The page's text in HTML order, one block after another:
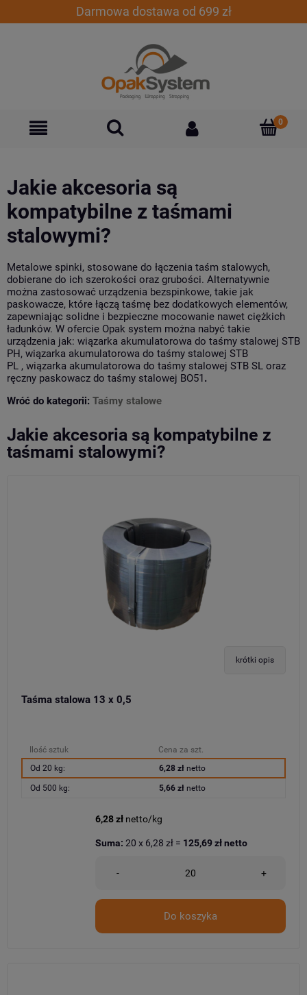
Darmowa dostawa od 699 zł
Jakie akcesoria są
kompatybilne z taśmami
stalowymi?
Metalowe spinki, stosowane do łączenia taśm stalowych,
dobierane do ich szerokości oraz grubości. Alternatywnie
można zastosować urządzenia bezspinkowe, takie jak
paskowacze, które łączą taśmę bez dodatkowych elementów,
zapewniając solidne i bezpieczne mocowanie nawet ciężkich
ładunków. W ofercie Opak system można nabyć takie
urządzenia jak: wiązarka akumulatorowa do taśmy stalowej STB
PH, wiązarka akumulatorowa do taśmy stalowej STB
PL , wiązarka akumulatorowa do taśmy stalowej STB SL oraz
ręczny paskowacz do taśmy stalowej BO51.
Wróć do kategorii: Taśmy stalowe
Jakie akcesoria są kompatybilne z
taśmami stalowymi?
krótki opis
Taśma stalowa 13 x 0,5
Ilość sztuk
Cena za szt.
Od 20 kg:
6,28 złnetto
Od 500 kg: 5,66 złnetto
6,28 zł netto/kg
- +
Do koszyka
Suma: 20 x 6,28 zł = 125,69 złnetto